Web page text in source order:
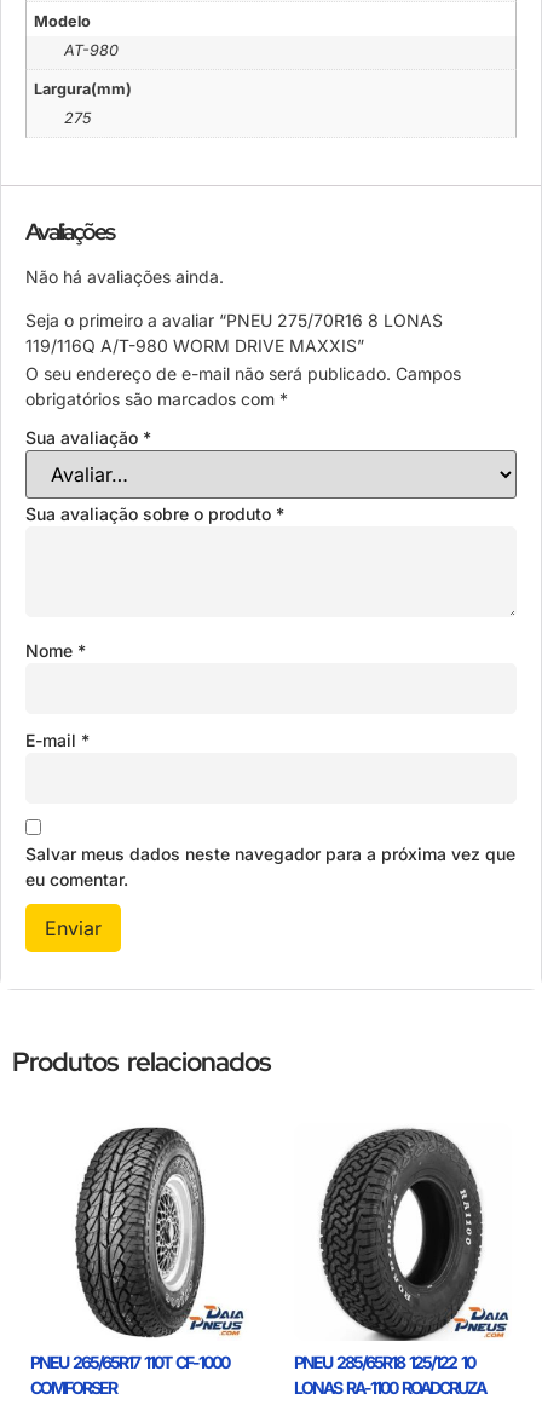
Modelo
AT-980
Largura(mm)
275
Avaliações
Não há avaliações ainda.
Seja o primeiro a avaliar “PNEU 275/70R16 8 LONAS
119/116Q A/T-980 WORM DRIVE MAXXIS”
O seu endereço de e-mail não será publicado. Campos
obrigatórios são marcados com *
Sua avaliação *
Sua avaliação sobre o produto *
Nome *
E-mail *
Salvar meus dados neste navegador para a próxima vez que
eu comentar.
Produtos relacionados
PNEU 265/65R17 110T CF-1000
COMFORSER
PNEU 285/65R18 125/122 10
LONAS RA-1100 ROADCRUZA